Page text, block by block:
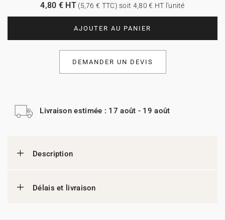
AJOUTER AU PANIER
4,80 € HT(5,76 € TTC) soit 4,80 € HT l'unité
DEMANDER UN DEVIS
Livraison estimée : 17 août - 19 août
Description
Délais et livraison